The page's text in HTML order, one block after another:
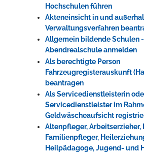
Hochschulen führen
Akteneinsicht in und
Verwaltungsverfahren
Allgemein bildende Schulen
Abendrealschule anmelden
Als berechtigte Person
Fahrzeugregisterauskunft
beantragen
Als Servicedienstleisterin
Servicedienstleister im
Geldwäscheaufsicht
Altenpfleger, Arbeitserzieher,
Familienpfleger,
Heilpädagoge, Jugend- und